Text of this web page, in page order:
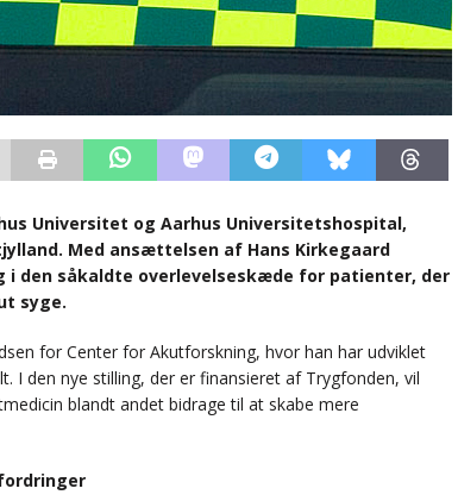
Universitet og Aarhus Universitetshospital,
Med ansættelsen af Hans Kirkegaard
den såkaldte overlevelseskæde for patienter, der
syge.
for Center for Akutforskning, hvor han har udviklet
den nye stilling, der er finansieret af Trygfonden, vil
blandt andet bidrage til at skabe mere